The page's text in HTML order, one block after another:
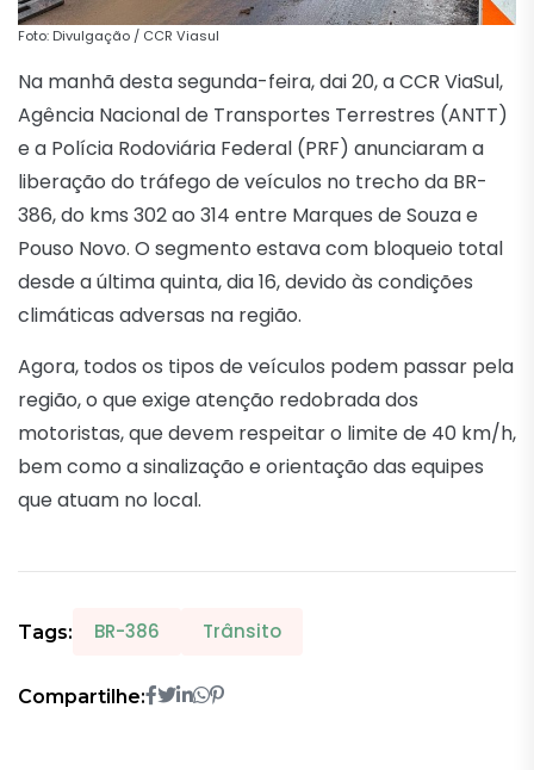
Foto: Divulgação / CCR Viasul
Na manhã desta segunda-feira, dai 20, a CCR ViaSul,
Agência Nacional de Transportes Terrestres (ANTT)
e a Polícia Rodoviária Federal (PRF) anunciaram a
liberação do tráfego de veículos no trecho da BR-
386, do kms 302 ao 314 entre Marques de Souza e
Pouso Novo. O segmento estava com bloqueio total
desde a última quinta, dia 16, devido às condições
climáticas adversas na região.
Agora, todos os tipos de veículos podem passar pela
região, o que exige atenção redobrada dos
motoristas, que devem respeitar o limite de 40 km/h,
bem como a sinalização e orientação das equipes
que atuam no local.
Tags: BR-386 Trânsito
Compartilhe: